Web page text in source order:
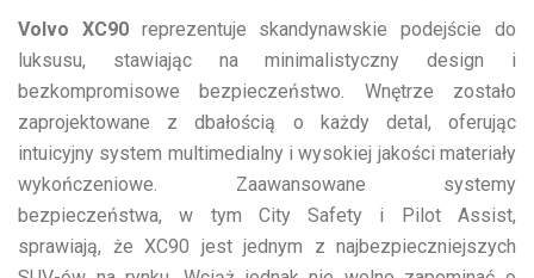
Volvo XC90reprezentuje skandynawskie podejście do
luksusu, stawiając na minimalistyczny design i
bezkompromisowe bezpieczeństwo. Wnętrze zostało
zaprojektowane z dbałością o każdy detal, oferując
intuicyjny system multimedialny i wysokiej jakości materiały
wykończeniowe. Zaawansowane systemy
bezpieczeństwa, w tym City Safety i Pilot Assist,
sprawiają, że XC90 jest jednym z najbezpieczniejszych